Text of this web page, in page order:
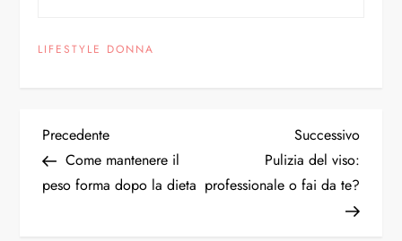
LIFESTYLE DONNA
Precedente
Come mantenere il
peso forma dopo la dieta
Successivo
Pulizia del viso:
professionale o fai da te?